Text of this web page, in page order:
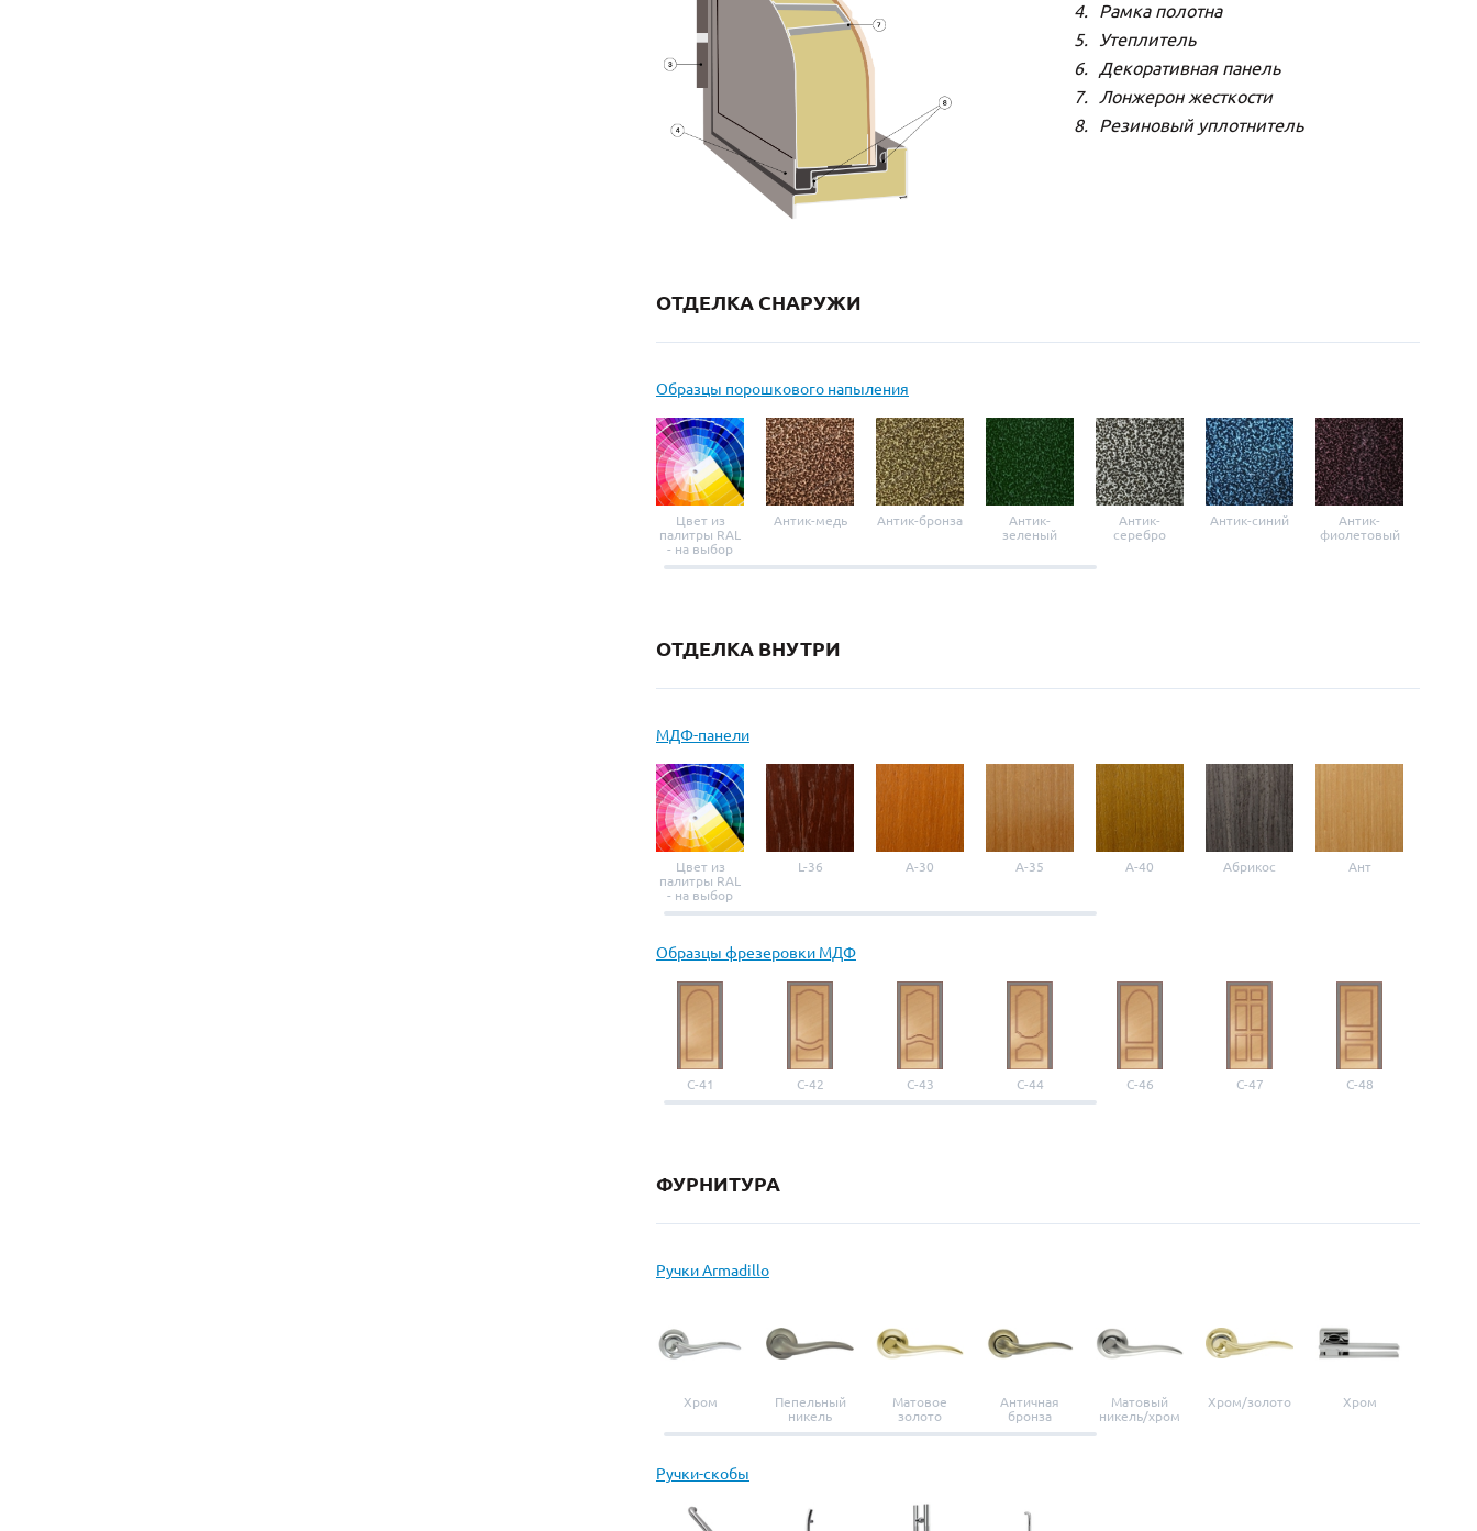
Рамка полотна
Утеплитель
Декоративная панель
Лонжерон жесткости
Резиновый уплотнитель
ОТДЕЛКА СНАРУЖИ
Образцы порошкового напыления
Цвет из
палитры RAL
- на выбор
Антик-медь Антик-бронза
Антик-
зеленый
Антик-
серебро
Антик-синий
Антик-
фиолетовый
ОТДЕЛКА ВНУТРИ
МДФ-панели
Цвет из
палитры RAL
- на выбор
L-36 A-30 A-35 A-40 Абрикос Ант
Образцы фрезеровки МДФ
С-41 С-42 С-43 С-44 С-46 С-47 С-48
ФУРНИТУРА
Ручки Armadillo
Хром
Пепельный
никель
Матовое
золото
Античная
бронза
Матовый
никель/хром
Хром/золото Хром
Ручки-скобы